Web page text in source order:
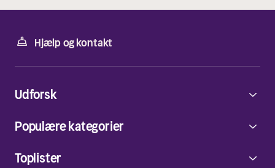
Hjælp og kontakt
Udforsk
Populære kategorier
Toplister